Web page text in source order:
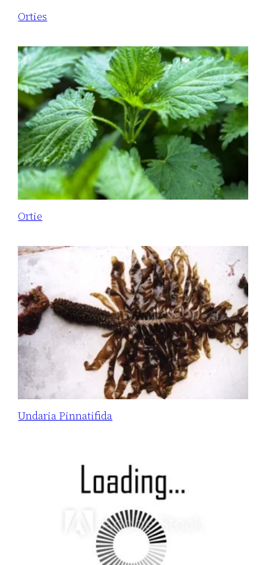
Orties
Ortie
Undaria Pinnatifida